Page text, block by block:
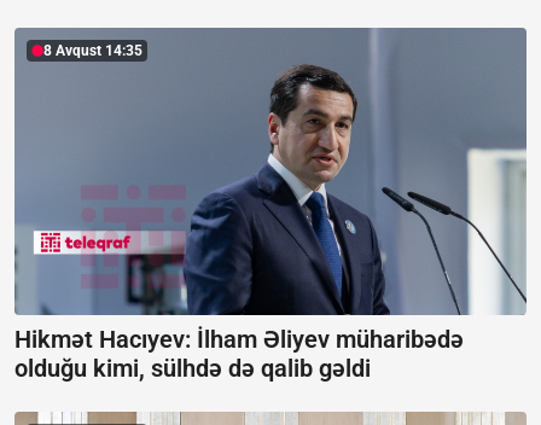
8 Avqust 14:35
Hikmət Hacıyev: İlham Əliyev müharibədə
olduğu kimi, sülhdə də qalib gəldi